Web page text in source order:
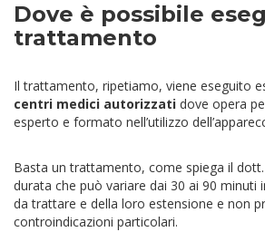
Dove è possibile
trattamento
Il trattamento, ripetiamo, viene eseguito
centri medici autorizzati dove opera
esperto e formato nell’utilizzo
Basta un trattamento, come spiega il
durata che può variare dai 30 ai 90 minuti
da trattare e della loro estensione e non
controindicazioni particolari.